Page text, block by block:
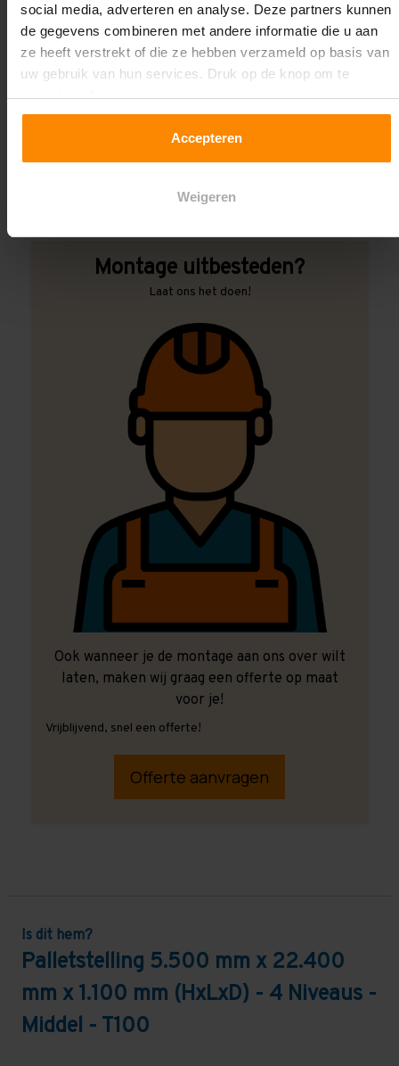
social media, adverteren en analyse. Deze partners kunnen
de gegevens combineren met andere informatie die u aan
ze heeft verstrekt of die ze hebben verzameld op basis van
uw gebruik van hun services. Druk op de knop om te
accepteren!
Accepteren
Weigeren
Een maat die niet op de site staat? Hogere
draagkrachten? Speciale uitvoeringen? Onze
specialiteit!
Montage uitbesteden?
Laat ons het doen!
Ook wanneer je de montage aan ons over wilt
laten, maken wij graag een offerte op maat
voor je!
Vrijblijvend, snel een offerte!
Offerte aanvragen
Is dit hem?
Palletstelling 5.500 mm x 22.400
mm x 1.100 mm (HxLxD) - 4 Niveaus -
Middel - T100